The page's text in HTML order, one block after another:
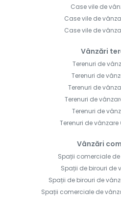
Case vile de
Case vile de
Case vile de
Vânzări
Terenuri de
Terenuri de
Terenuri de
Terenuri de
Terenuri de
Terenuri de vânzare
Vânzări
Spații comerciale
Spații de birouri de
Spații de birouri de
Spații comerciale de